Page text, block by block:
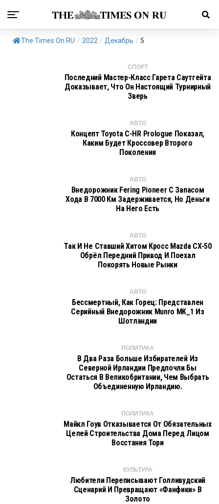
The Times On RU / 2022 / Декабрь / 5
СПОРТ
Последний Мастер-Класс Гарета Саутгейта
Доказывает, Что Он Настоящий Турнирный
Зверь
АВТО
Концепт Toyota C-HR Prologue Показал,
Каким Будет Кроссовер Второго
Поколения
АВТО
Внедорожник Fering Pioneer С Запасом
Хода В 7000 Км Задерживается, Но Деньги
На Него Есть
АВТО
Так И Не Ставший Хитом Кросс Mazda CX-50
Обрёл Передний Привод И Поехал
Покорять Новые Рынки
АВТО
Бессмертный, Как Горец: Представлен
Серийный Внедорожник Munro MK_1 Из
Шотландии
ПОЛИТИКА
В Два Раза Больше Избирателей Из
Северной Ирландии Предпочли Бы
Остаться В Великобритании, Чем Выбрать
Объединенную Ирландию.
ПОЛИТИКА
Майкл Гоув Отказывается От Обязательных
Целей Строительства Дома Перед Лицом
Восстания Тори
КУЛЬТУРА
Любители Переписывают Голливудский
Сценарий И Превращают «фанфики» В
Золото